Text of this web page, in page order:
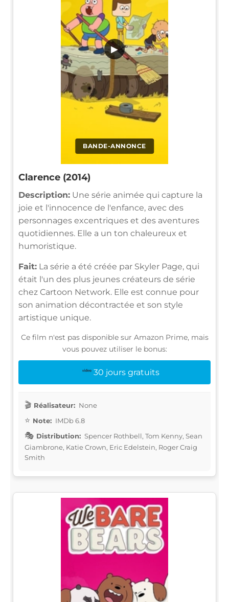
BANDE-ANNONCE
▶
Clarence (2014)
Description: Une série animée qui capture la
joie et l'innocence de l'enfance, avec des
personnages excentriques et des aventures
quotidiennes. Elle a un ton chaleureux et
humoristique.
Fait: La série a été créée par Skyler Page, qui
était l'un des plus jeunes créateurs de série
chez Cartoon Network. Elle est connue pour
son animation décontractée et son style
artistique unique.
Ce film n'est pas disponible sur Amazon Prime, mais
vous pouvez utiliser le bonus:
30 jours gratuits
Réalisateur: None
Note: IMDb 6.8
Distribution: Spencer Rothbell, Tom Kenny, Sean
Giambrone, Katie Crown, Eric Edelstein, Roger Craig
Smith